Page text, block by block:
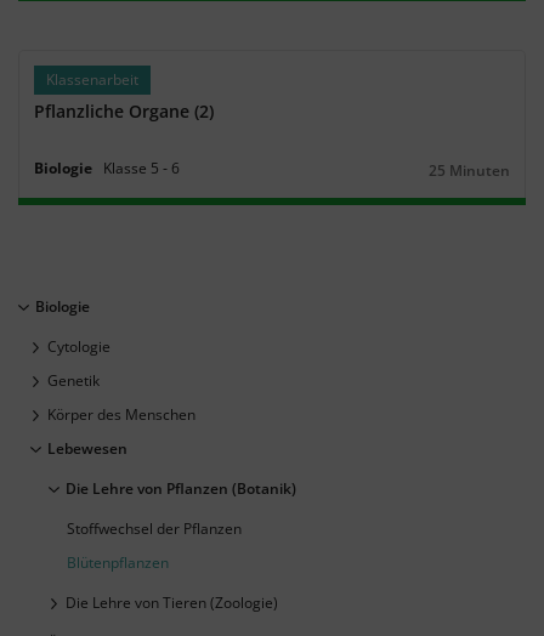
Klassenarbeit
Pflanzliche Organe (2)
Biologie Klasse 5 ‐ 6
Dauer:
25 Minuten
Biologie
Cytologie
Genetik
Körper des Menschen
Lebewesen
Die Lehre von Pflanzen (Botanik)
Stoffwechsel der Pflanzen
Blütenpflanzen
Die Lehre von Tieren (Zoologie)